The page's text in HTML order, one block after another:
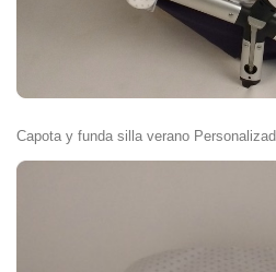
Capota y funda silla verano